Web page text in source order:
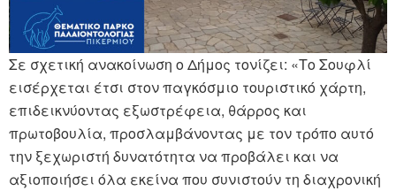
Σε σχετική ανακοίνωση ο Δήμος τονίζει: «Το Σουφλί
εισέρχεται έτσι στον παγκόσμιο τουριστικό χάρτη,
επιδεικνύοντας εξωστρέφεια, θάρρος και
πρωτοβουλία, προσλαμβάνοντας με τον τρόπο αυτό
την ξεχωριστή δυνατότητα να προβάλει και να
αξιοποιήσει όλα εκείνα που συνιστούν τη διαχρονική